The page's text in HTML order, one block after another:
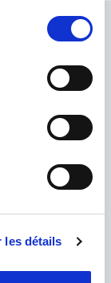
les détails
Inviateci la